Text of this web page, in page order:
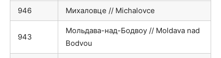
946 Михаловце // Michalovce
943
Мольдава-над-Бодвоу // Moldava nad
Bodvou